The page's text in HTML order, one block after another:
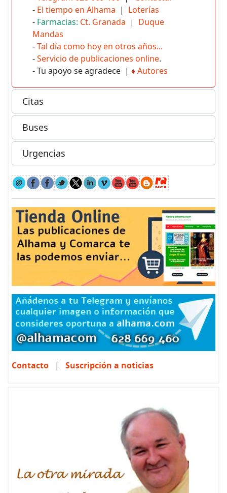
- El tiempo en Alhama | Loterías
- Farmacias: Ct. Granada | Duque
Mandas
-Tal día como hoy en otros años...
-Servicio de publicaciones online.
- Tu apoyo se agradece | ♦Autores
Citas
Buses
Urgencias
Contacto | Suscripción a noticias